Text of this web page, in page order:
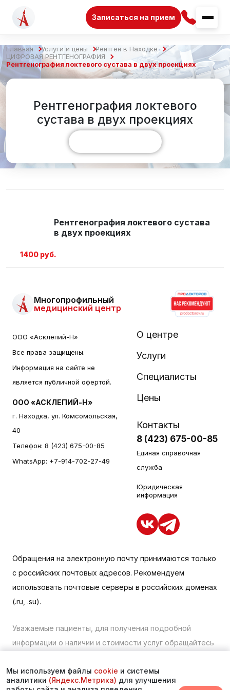
Записаться на прием
Главная Услуги и цены
Рентген в Находке
ЦИФРОВАЯ РЕНТГЕНОГРАФИЯ
Рентгенография локтевого сустава в двух проекциях
Рентгенография локтевого
сустава в двух проекциях
Рентгенография локтевого сустава
в двух проекциях
1400 руб.
Многопрофильный
медицинский центр
ООО «Асклепий-Н»
Все права защищены.
Информация на сайте не
является публичной офертой.
ООО «АСКЛЕПИЙ-Н»
г. Находка, ул. Комсомольская,
40
Телефон: 8 (423) 675-00-85
WhatsApp: +7-914-702-27-49
О центре
Услуги
Специалисты
Цены
Контакты
8 (423) 675-00-85
Единая справочная
служба
Юридическая
информация
Обращения на электронную почту принимаются только
с российских почтовых адресов. Рекомендуем
использовать почтовые серверы в российских доменах
(.ru, .su).
Уважаемые пациенты, для получения подробной
информации о наличии и стоимости услуг обращайтесь
связи или по телефону в Находке:+7 (423) 675-00-85
Мы используем файлы cookie и системы
аналитики (Яндекс.Метрика) для улучшения